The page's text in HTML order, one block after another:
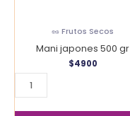
🥜 Frutos Secos
Mani japones 500 gr
$4900